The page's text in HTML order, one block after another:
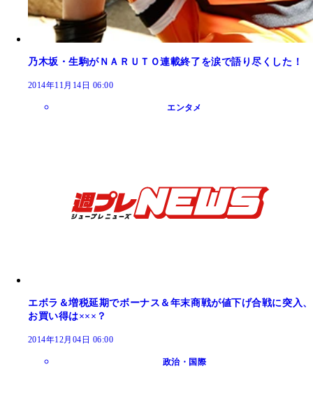
乃木坂・生駒がＮＡＲＵＴＯ連載終了を涙で語り尽くした！
2014年11月14日 06:00
エンタメ
エボラ＆増税延期でボーナス＆年末商戦が値下げ合戦に突入、
お買い得は×××？
2014年12月04日 06:00
政治・国際